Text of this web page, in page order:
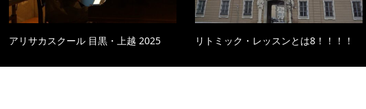
アリサカスクール 目黒・上越 2025 リトミック・レッスンとは8！！！！